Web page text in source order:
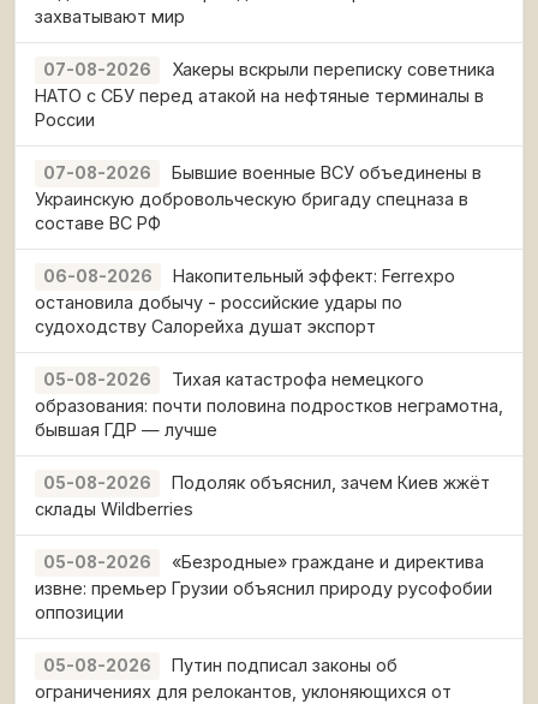
захватывают мир
07-08-2026
Хакеры вскрыли переписку советника
НАТО с СБУ перед атакой на нефтяные терминалы в
России
07-08-2026
Бывшие военные ВСУ объединены в
Украинскую добровольческую бригаду спецназа в
составе ВС РФ
06-08-2026
Накопительный эффект: Ferrexpo
остановила добычу - российские удары по
судоходству Салорейха душат экспорт
05-08-2026
Тихая катастрофа немецкого
образования: почти половина подростков неграмотна,
бывшая ГДР — лучше
05-08-2026
Подоляк объяснил, зачем Киев жжёт
склады Wildberries
05-08-2026
«Безродные» граждане и директива
извне: премьер Грузии объяснил природу русофобии
оппозиции
05-08-2026
Путин подписал законы об
ограничениях для релокантов, уклоняющихся от